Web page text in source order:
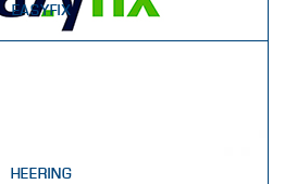
EASYFIX
HEERING